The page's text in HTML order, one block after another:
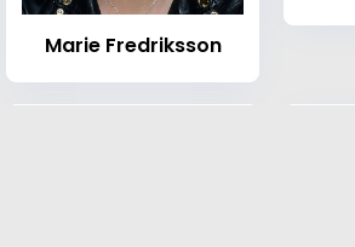
Marie Fredriksson